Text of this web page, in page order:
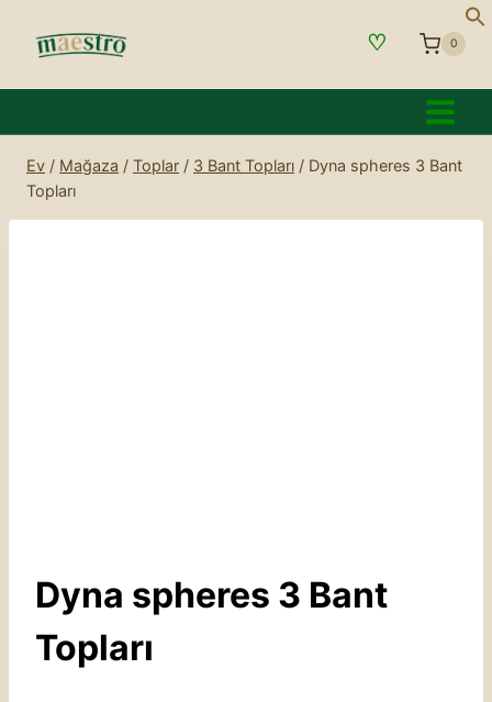
♡ 0
Ev / Mağaza / Toplar / 3 Bant Topları / Dyna spheres 3 Bant
Topları
Dyna spheres 3 Bant
Topları